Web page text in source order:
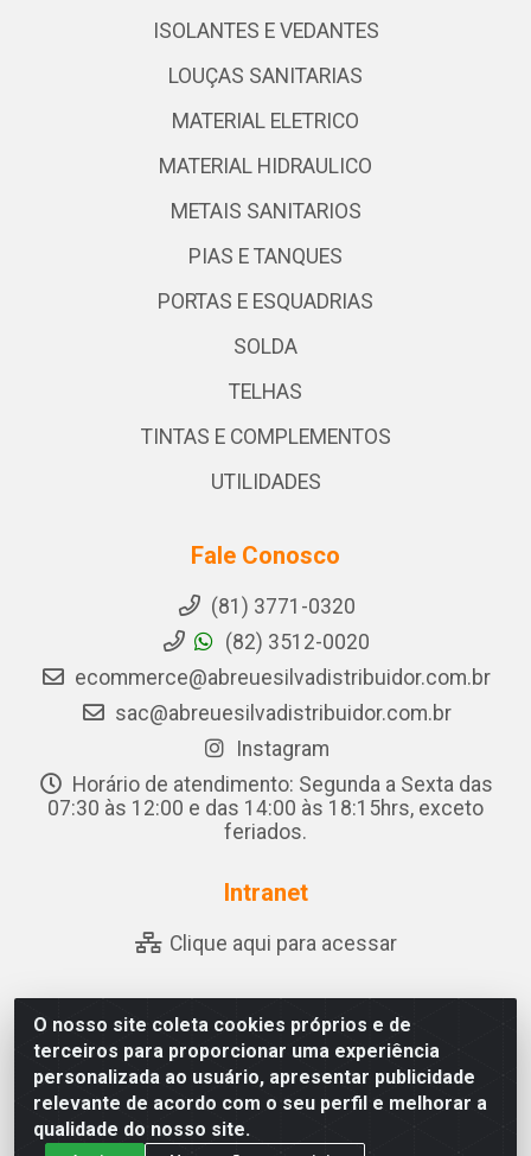
O nosso site coleta cookies próprios e de
terceiros para proporcionar uma experiência
personalizada ao usuário, apresentar publicidade
relevante de acordo com o seu perfil e melhorar a
qualidade do nosso site.
ISOLANTES E VEDANTES
LOUÇAS SANITARIAS
MATERIAL ELETRICO
MATERIAL HIDRAULICO
METAIS SANITARIOS
PIAS E TANQUES
PORTAS E ESQUADRIAS
SOLDA
TELHAS
TINTAS E COMPLEMENTOS
UTILIDADES
Fale Conosco
(81) 3771-0320
(82) 3512-0020
ecommerce@abreuesilvadistribuidor.com.br
sac@abreuesilvadistribuidor.com.br
Instagram
Horário de atendimento: Segunda a Sexta das
07:30 às 12:00 e das 14:00 às 18:15hrs, exceto
feriados.
Intranet
Clique aqui para acessar
Abreu & Silva - Rua Padre Jose de Souza Leite, 265 - Ariado,
Olho D'Água das Flores/AL - CEP 57.442-000 - CNPJ
04.790.656/0001-06